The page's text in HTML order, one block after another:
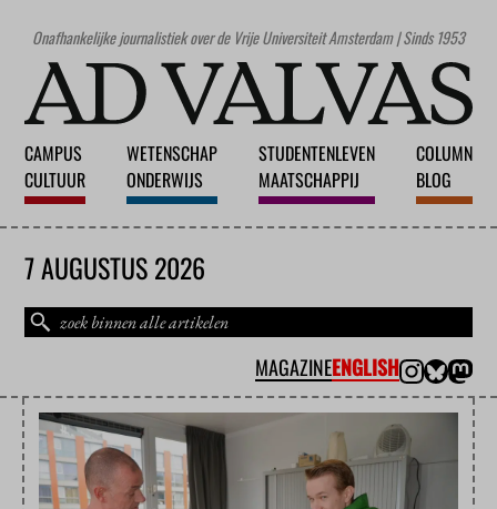
Onafhankelijke journalistiek over de Vrije Universiteit Amsterdam | Sinds 1953
CAMPUS
CULTUUR
WETENSCHAP
ONDERWIJS
STUDENTENLEVEN
MAATSCHAPPIJ
COLUMN
BLOG
7 AUGUSTUS 2026
MAGAZINEENGLISH